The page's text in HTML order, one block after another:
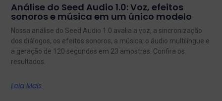
Análise do Seed Audio 1.0: Voz, efeitos
sonoros e música em um único modelo
Nossa análise do Seed Audio 1.0 avalia a voz, a sincronização
dos diálogos, os efeitos sonoros, a música, o áudio multilíngue e
a geração de 120 segundos em 23 amostras. Confira os
resultados.
Leia Mais